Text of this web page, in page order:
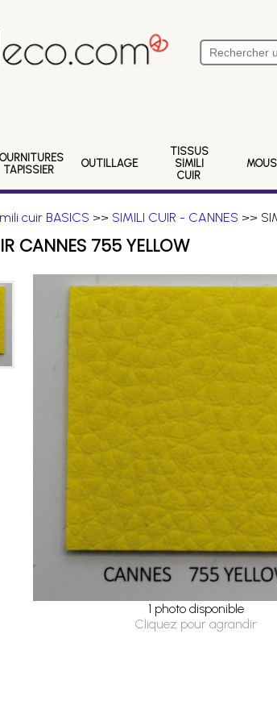
TAPISSIER
OUTILLAGE
TISSUS
SIMILI
CUIR
cuir BASICS >> SIMILI CUIR - CANNES >>
CANNES 755 YELLOW
1 photo disponible
Cliquez pour agrandir